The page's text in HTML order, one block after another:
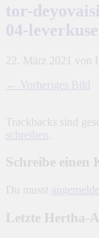
tor-
04-
22. März 2021 von
← Vorheriges Bild
Trackbacks sind
schreiben
Schreibe einen
Du musst
Letzte Hertha-